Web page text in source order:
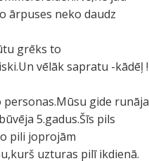
ārpuses neko daudz
grēks to
vēlāk sapratu -kādēļ !
personas.Mūsu gide runāja
5.gadus.Šīs pils
pili joprojām
uzturas pilī ikdienā.